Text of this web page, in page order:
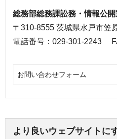
総務部総務課訟務・情報公開
〒310-8555 茨城県水戸市笠
電話番号：029-301-2243
お問い合わせフォーム
より良いウェブサイトに